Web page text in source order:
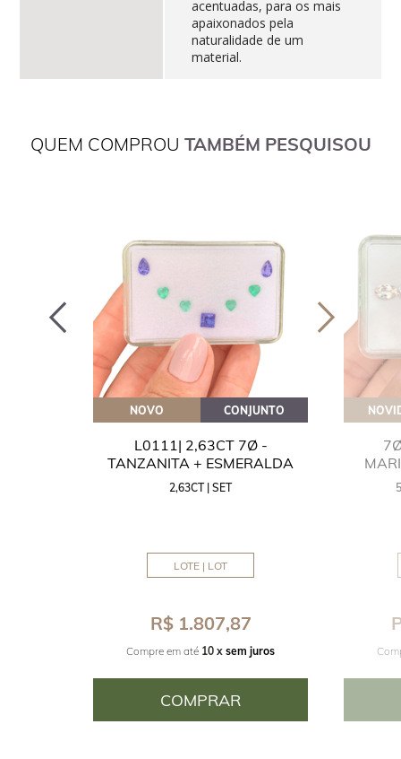
acentuadas, para os mais
apaixonados pela
naturalidade de um
material.
QUEM COMPROU TAMBÉM PESQUISOU
NOVO CONJUNTO
L0111| 2,63CT 7Ø -
TANZANITA + ESMERALDA
2,63CT | SET
LOTE | LOT
R$ 1.807,87
Compre em até 10 x sem juros
COMPRAR